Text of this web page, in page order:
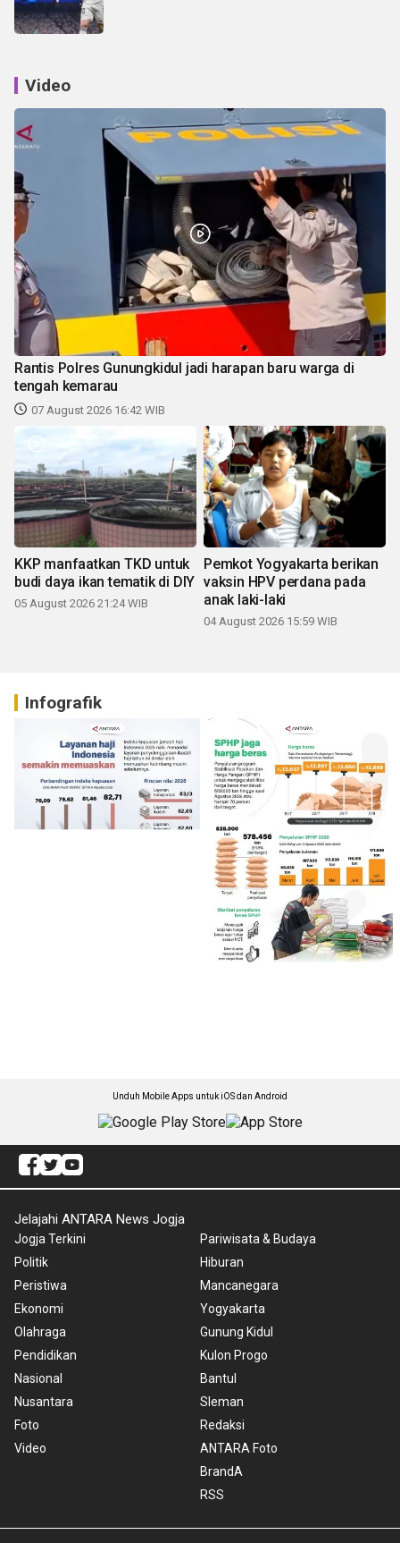
Video
Rantis Polres Gunungkidul jadi harapan baru warga di
tengah kemarau
07 August 2026 16:42 WIB
KKP manfaatkan TKD untuk
budi daya ikan tematik di DIY
05 August 2026 21:24 WIB
Pemkot Yogyakarta berikan
vaksin HPV perdana pada
anak laki-laki
04 August 2026 15:59 WIB
Infografik
Unduh Mobile Apps untuk iOS dan Android
Jelajahi ANTARA News Jogja
Jogja Terkini
Politik
Peristiwa
Ekonomi
Olahraga
Pendidikan
Nasional
Nusantara
Foto
Video
Pariwisata & Budaya
Hiburan
Mancanegara
Yogyakarta
Gunung Kidul
Kulon Progo
Bantul
Sleman
Redaksi
ANTARA Foto
BrandA
RSS